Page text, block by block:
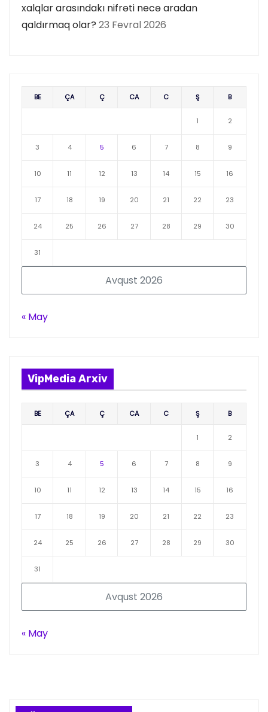
xalqlar arasındakı nifrəti necə aradan
qaldırmaq olar? 23 Fevral 2026
Avqust 2026
BE ÇA Ç CA C Ş B
1 2
3 4 5 6 7 8 9
10 11 12 13 14 15 16
17 18 19 20 21 22 23
24 25 26 27 28 29 30
31
« May
VipMedia Arxiv
Avqust 2026
BE ÇA Ç CA C Ş B
1 2
3 4 5 6 7 8 9
10 11 12 13 14 15 16
17 18 19 20 21 22 23
24 25 26 27 28 29 30
31
« May